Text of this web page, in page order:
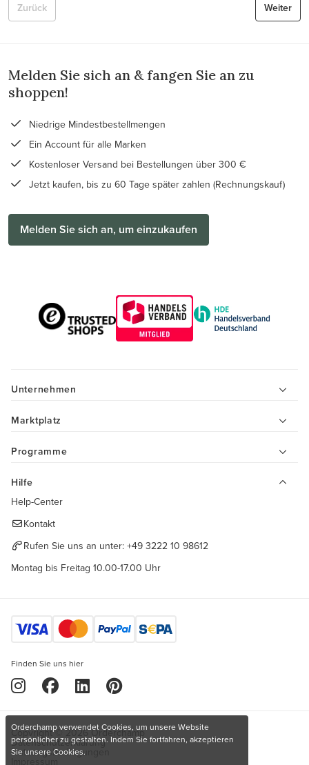
Weiter
Zurück
Melden Sie sich an & fangen Sie an zu
shoppen!
Niedrige Mindestbestellmengen
Ein Account für alle Marken
Kostenloser Versand bei Bestellungen über 300 €
Jetzt kaufen, bis zu 60 Tage später zahlen (Rechnungskauf)
Melden Sie sich an, um einzukaufen
Unternehmen
Marktplatz
Programme
Hilfe
Help-Center
Kontakt
Rufen Sie uns an unter: +49 3222 10 98612
Montag bis Freitag 10.00-17.00 Uhr
Finden Sie uns hier
Copyright © 2026 Orderchamp
Datenschutzerklärung
Nutzungsbedingungen
Orderchamp verwendet Cookies, um unsere Website
persönlicher zu gestalten. Indem Sie fortfahren, akzeptieren
Sie unsere Cookies.